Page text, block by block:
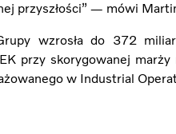
przyszłości” — mówi
wzrosła do 372
przy skorygowanej marży
w Industrial